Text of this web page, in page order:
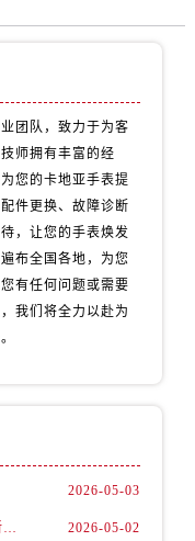
团队，致力于为客
师拥有丰富的经
您的卡地亚手表提
件更换、故障诊断
，让您的手表焕发
布全国各地，为您
有任何问题或需要
我们将全力以赴为
2026-05-03
2026年卡地亚中国区售后服务网络焕新升级公告（最新电话及地址） 2026-05-02